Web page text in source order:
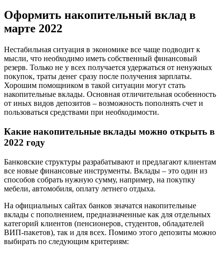
Оформить накопительный вклад в
марте 2022
Нестабильная ситуация в экономике все чаще подводит к
мысли, что необходимо иметь собственный финансовый
резерв. Только не у всех получается удержаться от ненужных
покупок, траты денег сразу после получения зарплаты.
Хорошим помощником в такой ситуации могут стать
накопительные вклады. Основная отличительная особенность
от иных видов депозитов – возможность пополнять счет и
пользоваться средствами при необходимости.
Какие накопительные вклады можно открыть в
2022 году
Банковские структуры разрабатывают и предлагают клиентам
все новые финансовые инструменты. Вклады – это один из
способов собрать нужную сумму, например, на покупку
мебели, автомобиля, оплату летнего отдыха.
На официальных сайтах банков значатся накопительные
вклады с пополнением, предназначенные как для отдельных
категорий клиентов (пенсионеров, студентов, обладателей
ВИП-пакетов), так и для всех. Помимо этого депозиты можно
выбирать по следующим критериям: